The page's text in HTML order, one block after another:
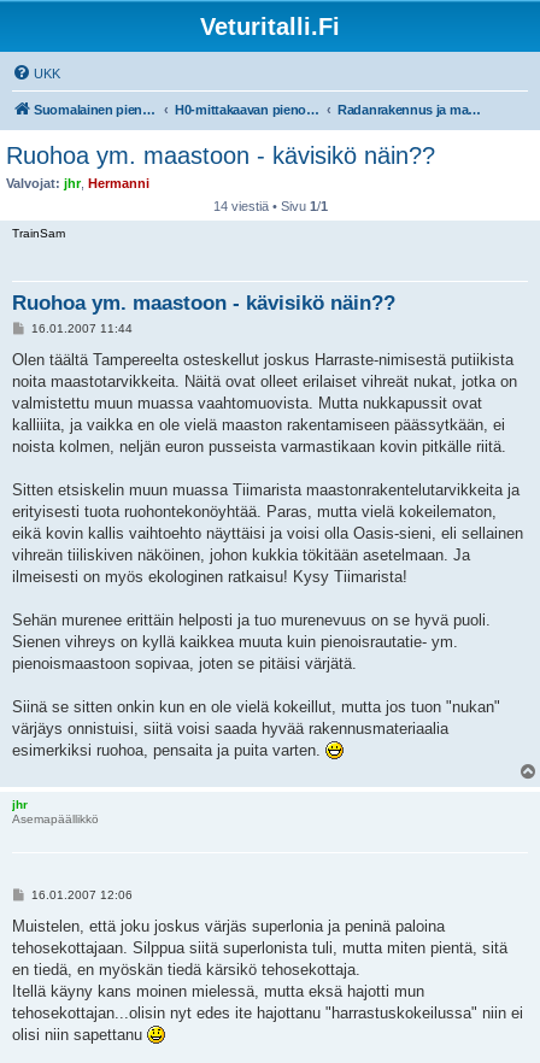
Veturitalli.Fi
UKK
Suomalainen pienoisrautatiefoorumi H0-mittakaavan pienoisrautatiet Radanrakennus ja maisemointi
Ruohoa ym. maastoon - kävisikö näin??
Valvojat: jhr, Hermanni
14 viestiä • Sivu 1/1
TrainSam
Ruohoa ym. maastoon - kävisikö näin??
V
e
t
i
16.01.2007 11:44
Olen täältä Tampereelta osteskellut joskus Harraste-nimisestä putiikista
noita maastotarvikkeita. Näitä ovat olleet erilaiset vihreät nukat, jotka on
valmistettu muun muassa vaahtomuovista. Mutta nukkapussit ovat
kalliiita, ja vaikka en ole vielä maaston rakentamiseen päässytkään, ei
noista kolmen, neljän euron pusseista varmastikaan kovin pitkälle riitä.
Sitten etsiskelin muun muassa Tiimarista maastonrakentelutarvikkeita ja
erityisesti tuota ruohontekonöyhtää. Paras, mutta vielä kokeilematon,
eikä kovin kallis vaihtoehto näyttäisi ja voisi olla Oasis-sieni, eli sellainen
vihreän tiiliskiven näköinen, johon kukkia tökitään asetelmaan. Ja
ilmeisesti on myös ekologinen ratkaisu! Kysy Tiimarista!
Sehän murenee erittäin helposti ja tuo murenevuus on se hyvä puoli.
Sienen vihreys on kyllä kaikkea muuta kuin pienoisrautatie- ym.
pienoismaastoon sopivaa, joten se pitäisi värjätä.
Siinä se sitten onkin kun en ole vielä kokeillut, mutta jos tuon "nukan"
värjäys onnistuisi, siitä voisi saada hyvää rakennusmateriaalia
esimerkiksi ruohoa, pensaita ja puita varten.
jhr
Asemapäällikkö
V
e
t
i
16.01.2007 12:06
Muistelen, että joku joskus värjäs superlonia ja peninä paloina
tehosekottajaan. Silppua siitä superlonista tuli, mutta miten pientä, sitä
en tiedä, en myöskän tiedä kärsikö tehosekottaja.
Itellä käyny kans moinen mielessä, mutta eksä hajotti mun
tehosekottajan...olisin nyt edes ite hajottanu "harrastuskokeilussa" niin ei
olisi niin sapettanu